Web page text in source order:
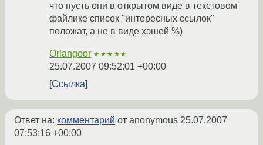
что пусть они в открытом виде в текстовом
файлике список "интересных ссылок"
положат, а не в виде хэшей %)
Orlangoor ★★★★★
25.07.2007 09:52:01 +00:00
Ссылка
Ответ на: комментарий от anonymous 25.07.2007
07:53:16 +00:00